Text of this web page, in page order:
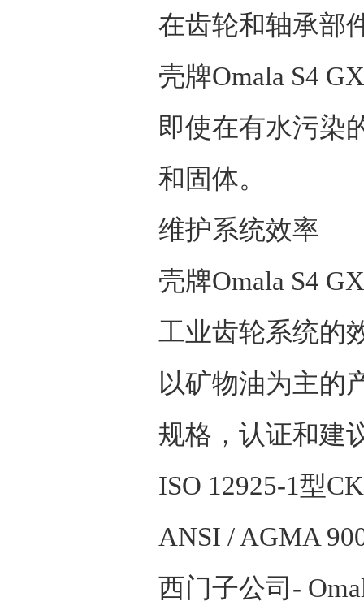
在齿轮和轴承部
壳牌Omala S4
即使在有水污染
和固体。
维护系统效率
壳牌Omala S4
工业齿轮系统的
以矿物油为主的
规格，认证和建
ISO 12925-1型
ANSI / AGMA
西门子公司 -